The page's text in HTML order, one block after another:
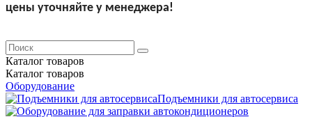
цены уточняйте у менеджера!
Каталог товаров
Каталог товаров
Оборудование
Подъемники для автосервиса